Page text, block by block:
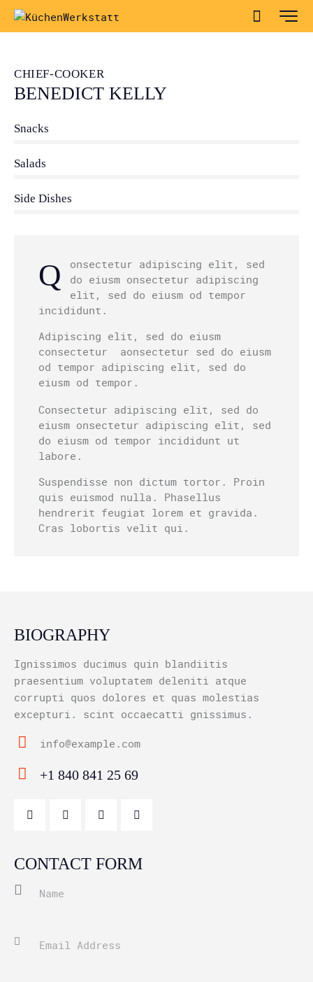
CHIEF-COOKER
BENEDICT KELLY
Snacks
Salads
Side Dishes
Q
onsectetur adipiscing elit, sed
do eiusm onsectetur adipiscing
elit, sed do eiusm od tempor
incididunt.
Adipiscing elit, sed do eiusm
consectetur aonsectetur sed do eiusm
od tempor adipiscing elit, sed do
eiusm od tempor.
Consectetur adipiscing elit, sed do
eiusm onsectetur adipiscing elit, sed
do eiusm od tempor incididunt ut
labore.
Suspendisse non dictum tortor. Proin
quis euismod nulla. Phasellus
hendrerit feugiat lorem et gravida.
Cras lobortis velit qui.
BIOGRAPHY
Ignissimos ducimus quin blandiitis
praesentium voluptatem deleniti atque
corrupti quos dolores et quas molestias
excepturi. scint occaecatti gnissimus.
ma
info@example.com
on
+1 840 841 25 69
CONTACT FORM